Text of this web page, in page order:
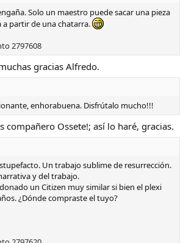
Solo un maestro puede sacar una pieza
partir de una chatarra.
2797608
gracias Alfredo.
enhorabuena. Disfrútalo mucho!!!
compañero Ossete!; así lo haré, gracias.
Un trabajo sublime de resurrección.
y del trabajo.
un Citizen muy similar si bien el plexi
¿Dónde compraste el tuyo?